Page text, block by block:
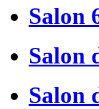
Salon
Salon
Salon